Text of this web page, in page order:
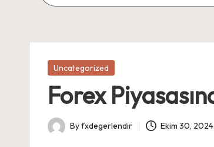
Posted
Uncategorized
Forex
Posted
Byfxdegerlendir Ekim 30, 2024